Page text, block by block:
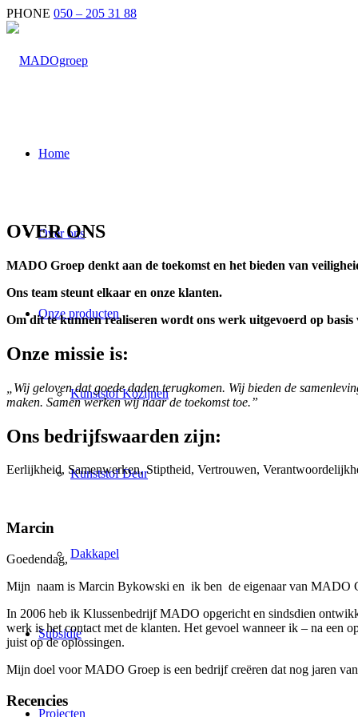
PHONE 050 – 205 31 88
Home
Over ons
Onze producten
Kunststof Kozijnen
Kunststof Deur
Dakkapel
Subsidie
Projecten
OVER ONS
MADO Groep denkt aan de toekomst en het bieden van
Ons team steunt elkaar en onze klanten.
Om dit te kunnen realiseren wordt ons werk uitgevoerd op
Onze missie is:
„Wij geloven dat goede daden terugkomen. Wij bieden de
maken. Samen werken wij naar de toekomst toe.”
Ons bedrijfswaarden zijn:
Eerlijkheid, Samenwerken, Stiptheid, Vertrouwen,
Marcin
Goedendag,
Mijn naam is Marcin Bykowski en ik ben de eigenaar van MADO
In 2006 heb ik Klussenbedrijf MADO opgericht en sindsdien
werk is het contact met de klanten. Het gevoel wanneer ik – na een
juist op de oplossingen.
Mijn doel voor MADO Groep is een bedrijf creëren dat nog jaren
Recencies